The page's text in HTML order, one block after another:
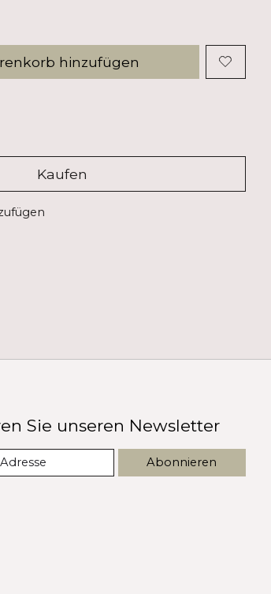
hinzufügen
Kaufen
Sie unseren Newsletter
Abonnieren